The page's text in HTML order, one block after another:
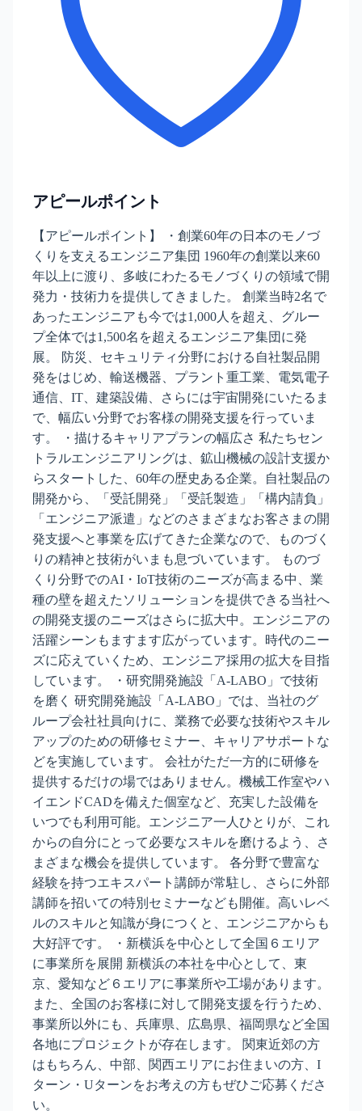
アピールポイント
【アピールポイント】 ・創業60年の日本のモノづ
くりを支えるエンジニア集団 1960年の創業以来60
年以上に渡り、多岐にわたるモノづくりの領域で開
発力・技術力を提供してきました。 創業当時2名で
あったエンジニアも今では1,000人を超え、グルー
プ全体では1,500名を超えるエンジニア集団に発
展。 防災、セキュリティ分野における自社製品開
発をはじめ、輸送機器、プラント重工業、電気電子
通信、IT、建築設備、さらには宇宙開発にいたるま
で、幅広い分野でお客様の開発支援を行っていま
す。 ・描けるキャリアプランの幅広さ 私たちセン
トラルエンジニアリングは、鉱山機械の設計支援か
らスタートした、60年の歴史ある企業。自社製品の
開発から、「受託開発」「受託製造」「構内請負」
「エンジニア派遣」などのさまざまなお客さまの開
発支援へと事業を広げてきた企業なので、ものづく
りの精神と技術がいまも息づいています。 ものづ
くり分野でのAI・IoT技術のニーズが高まる中、業
種の壁を超えたソリューションを提供できる当社へ
の開発支援のニーズはさらに拡大中。エンジニアの
活躍シーンもますます広がっています。時代のニー
ズに応えていくため、エンジニア採用の拡大を目指
しています。 ・研究開発施設「A-LABO」で技術
を磨く 研究開発施設「A-LABO」では、当社のグ
ループ会社社員向けに、業務で必要な技術やスキル
アップのための研修セミナー、キャリアサポートな
どを実施しています。 会社がただ一方的に研修を
提供するだけの場ではありません。機械工作室やハ
イエンドCADを備えた個室など、充実した設備を
いつでも利用可能。エンジニア一人ひとりが、これ
からの自分にとって必要なスキルを磨けるよう、さ
まざまな機会を提供しています。 各分野で豊富な
経験を持つエキスパート講師が常駐し、さらに外部
講師を招いての特別セミナーなども開催。高いレベ
ルのスキルと知識が身につくと、エンジニアからも
大好評です。 ・新横浜を中心として全国６エリア
に事業所を展開 新横浜の本社を中心として、東
京、愛知など６エリアに事業所や工場があります。
また、全国のお客様に対して開発支援を行うため、
事業所以外にも、兵庫県、広島県、福岡県など全国
各地にプロジェクトが存在します。 関東近郊の方
はもちろん、中部、関西エリアにお住まいの方、I
ターン・Uターンをお考えの方もぜひご応募くださ
い。